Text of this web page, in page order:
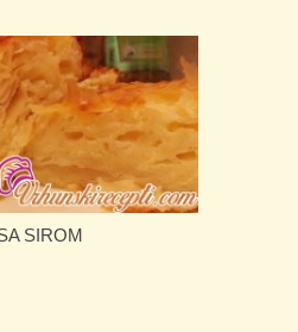
SIROM